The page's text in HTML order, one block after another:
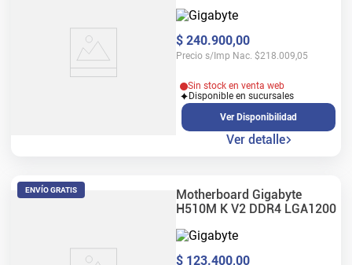
$ 240.900,00
Precio s/Imp Nac. $218.009,05
Sin stock en venta web
Disponible en sucursales
Ver Disponibilidad
Ver detalle
ENVÍO GRATIS
Motherboard Gigabyte
H510M K V2 DDR4 LGA1200
$ 123.400,00